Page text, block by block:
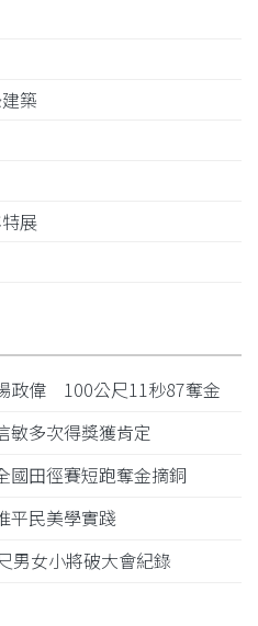
築
展
政偉 100公尺11秒87奪金
多次得獎獲肯定
田徑賽短跑奪金摘銅
民美學實踐
女小將破大會紀錄